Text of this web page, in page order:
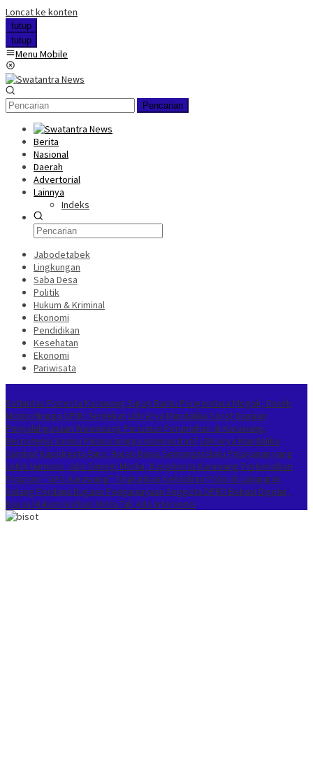
Loncat ke konten
tutup
tutup
Menu Mobile
Pencarian
Berita
Nasional
Daerah
Advertorial
Lainnya
Indeks
Jabodetabek
Lingkungan
Saba Desa
Politik
Hukum & Kriminal
Ekonomi
Pendidikan
Kesehatan
Ekonomi
Pariwisata
Satlantas Polresta Karawang Sigap Bantu Pengendara Mogok, Derek
Motor Hingga SPBU Terdekat LBH Arya Mandalika Sorot Dugaan
Penyalahgunaan Wewenang Perizinan Perumahan di Karawang,
Berpotensi Sanksi Pidana hingga Administratif LBH Arya Mandalika
Sambut Kapolresta Baru: Harap Bawa Semangat Baru Pelayanan yang
Lebih Humanis Jalin Sinergi Media, Kapolresta Karawang Perkenalkan
Program “GAS Karawang” Tingkatkan Kehadiran Polisi di Lapangan
Sidang Perdana Dugaan Penganiayaan Anggota DPRD Bekasi Digelar,
Kuasa Hukum Korban Minta Tak Ada Intervensi